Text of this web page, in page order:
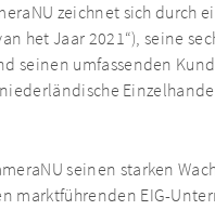
zeichnet sich durch
het Jaar 2021“), seine
seinen umfassenden
seinen starken
marktführenden EIG-